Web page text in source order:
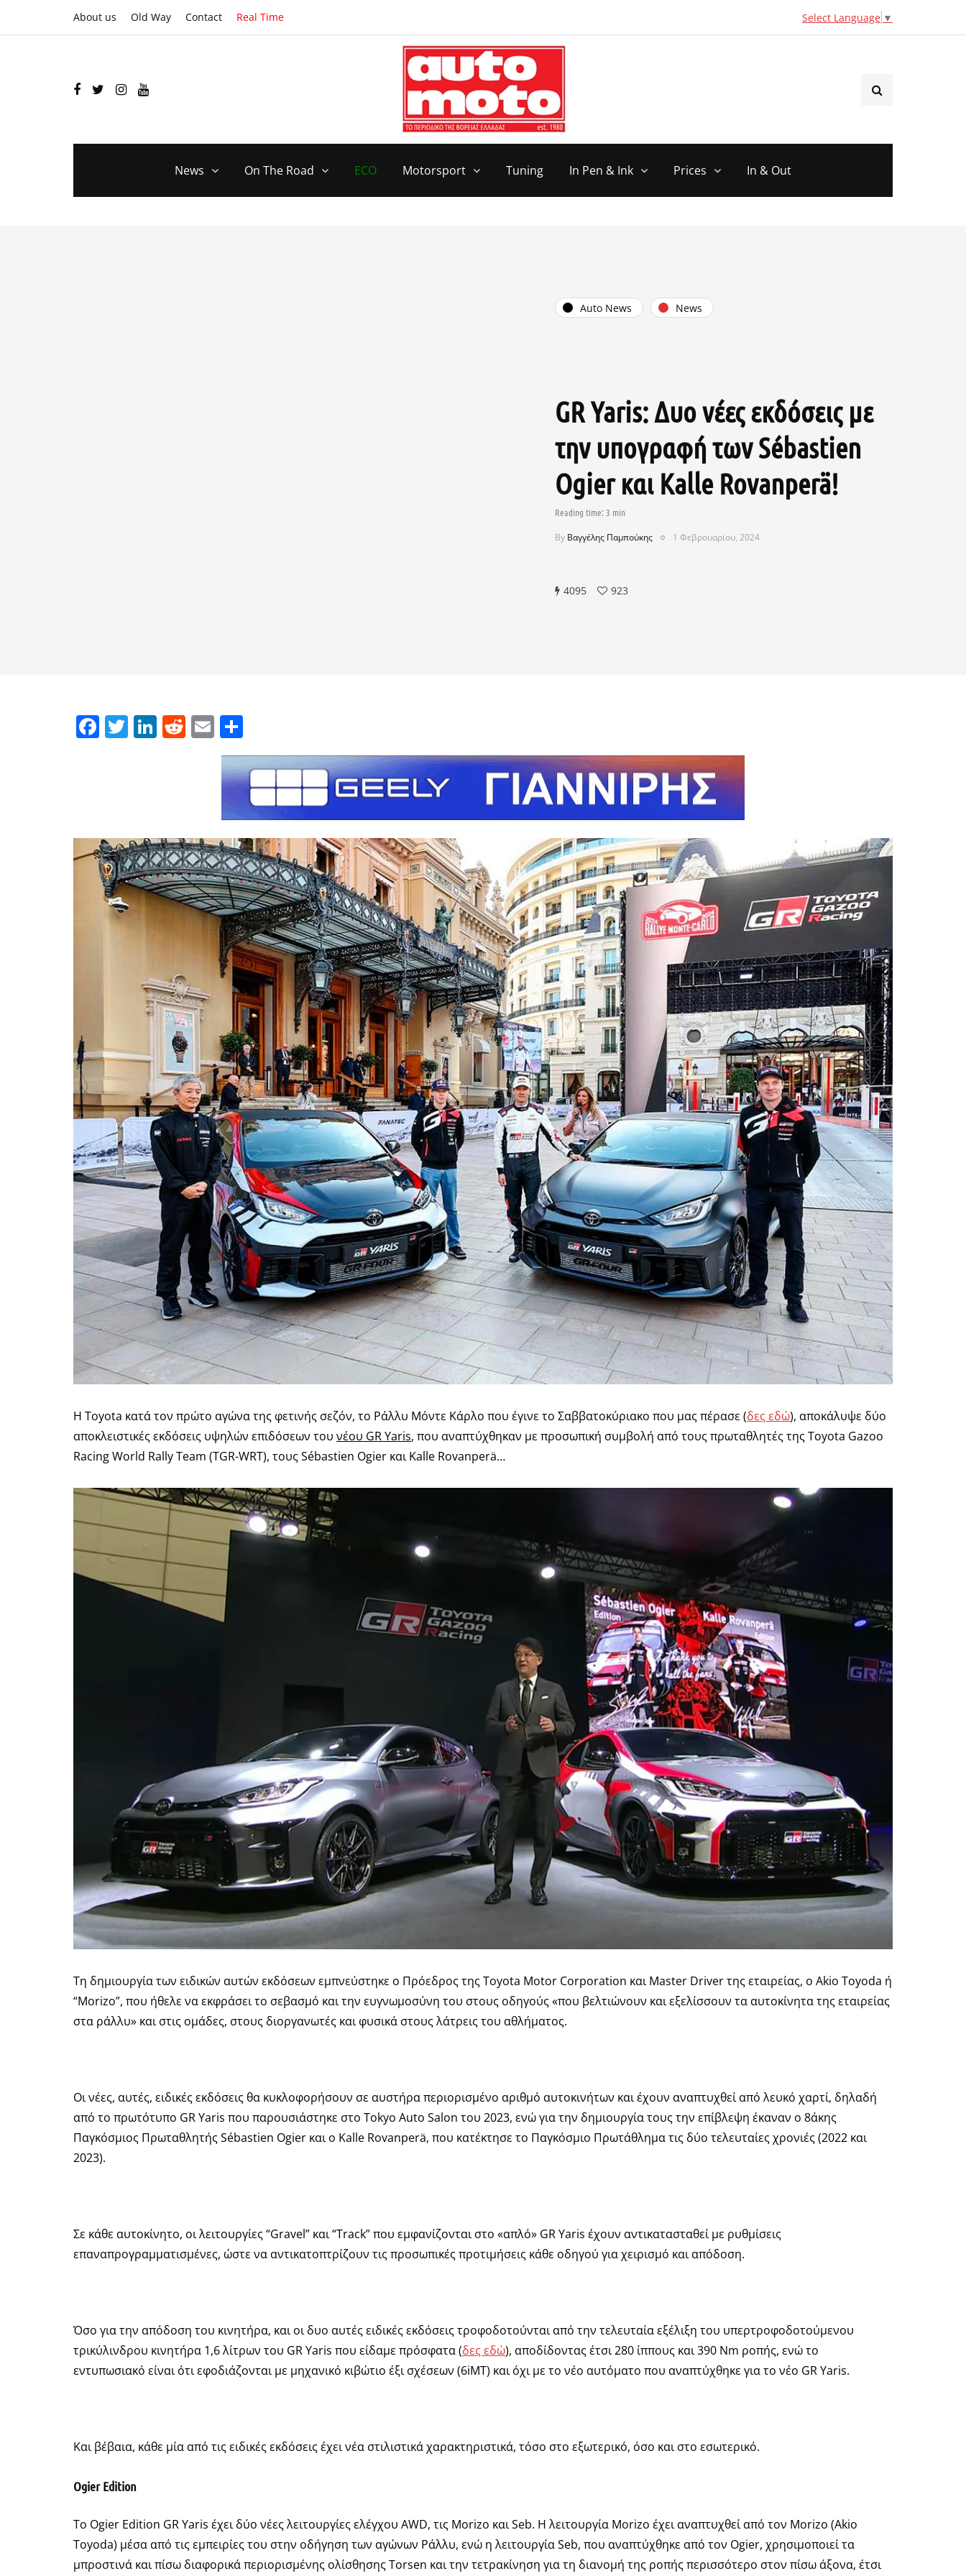
About us Old Way Contact Real Time Select Language ▼
News On The Road ECO Motorsport Tuning In Pen & Ink Prices In & Out
Auto News News
GR Yaris: Δυο νέες εκδόσεις με
την υπογραφή των Sébastien
Ogier και Kalle Rovanperä!
By Βαγγέλης Παμπούκης 1 Φεβρουαρίου, 2024
4095 923
Facebook
Twitter
LinkedIn
Reddit
Email
Η Toyota κατά τον πρώτο αγώνα της φετινής σεζόν, το Ράλλυ Μόντε Κάρλο που έγινε το Σαββατοκύριακο που μας πέρασε (δες εδώ), αποκάλυψε δύο
αποκλειστικές εκδόσεις υψηλών επιδόσεων του νέου GR Yaris, που αναπτύχθηκαν με προσωπική συμβολή από τους πρωταθλητές της Toyota Gazoo
Racing World Rally Team (TGR-WRT), τους Sébastien Ogier και Kalle Rovanperä…
Τη δημιουργία των ειδικών αυτών εκδόσεων εμπνεύστηκε ο Πρόεδρος της Toyota Motor Corporation και Master Driver της εταιρείας, ο Akio Toyoda ή
“Morizo”, που ήθελε να εκφράσει το σεβασμό και την ευγνωμοσύνη του στους οδηγούς «που βελτιώνουν και εξελίσσουν τα αυτοκίνητα της εταιρείας
στα ράλλυ» και στις ομάδες, στους διοργανωτές και φυσικά στους λάτρεις του αθλήματος.
Οι νέες, αυτές, ειδικές εκδόσεις θα κυκλοφορήσουν σε αυστήρα περιορισμένο αριθμό αυτοκινήτων και έχουν αναπτυχθεί από λευκό χαρτί, δηλαδή
από το πρωτότυπο GR Yaris που παρουσιάστηκε στο Tokyo Auto Salon του 2023, ενώ για την δημιουργία τους την επίβλεψη έκαναν ο 8άκης
Παγκόσμιος Πρωταθλητής Sébastien Ogier και ο Kalle Rovanperä, που κατέκτησε το Παγκόσμιο Πρωτάθλημα τις δύο τελευταίες χρονιές (2022 και
2023).
Σε κάθε αυτοκίνητο, οι λειτουργίες “Gravel” και “Track” που εμφανίζονται στο «απλό» GR Yaris έχουν αντικατασταθεί με ρυθμίσεις
επαναπρογραμματισμένες, ώστε να αντικατοπτρίζουν τις προσωπικές προτιμήσεις κάθε οδηγού για χειρισμό και απόδοση.
Όσο για την απόδοση του κινητήρα, και οι δυο αυτές ειδικές εκδόσεις τροφοδοτούνται από την τελευταία εξέλιξη του υπερτροφοδοτούμενου
τρικύλινδρου κινητήρα 1,6 λίτρων του GR Yaris που είδαμε πρόσφατα (δες εδώ), αποδίδοντας έτσι 280 ίππους και 390 Nm ροπής, ενώ το
εντυπωσιακό είναι ότι εφοδιάζονται με μηχανικό κιβώτιο έξι σχέσεων (6iMT) και όχι με το νέο αυτόματο που αναπτύχθηκε για το νέο GR Yaris.
Και βέβαια, κάθε μία από τις ειδικές εκδόσεις έχει νέα στιλιστικά χαρακτηριστικά, τόσο στο εξωτερικό, όσο και στο εσωτερικό.
Ogier Edition
Το Ogier Edition GR Yaris έχει δύο νέες λειτουργίες ελέγχου AWD, τις Morizo ​​και Seb. Η λειτουργία Morizo ​​έχει αναπτυχθεί από τον Morizo ​​(Akio
Toyoda) μέσα από τις εμπειρίες του στην οδήγηση των αγώνων Ράλλυ, ενώ η λειτουργία Seb, που αναπτύχθηκε από τον Ogier, χρησιμοποιεί τα
μπροστινά και πίσω διαφορικά περιορισμένης ολίσθησης Torsen και την τετρακίνηση για τη διανομή της ροπής περισσότερο στον πίσω άξονα, έτσι